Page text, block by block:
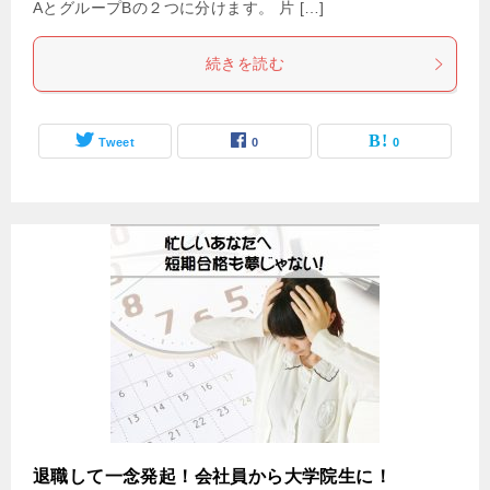
AとグループBの２つに分けます。 片 […]
続きを読む
Tweet 0 0
退職して一念発起！会社員から大学院生に！